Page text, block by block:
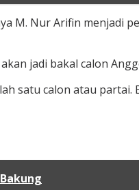
M. Nur Arifin menjadi
jadi bakal calon
satu calon atau partai.